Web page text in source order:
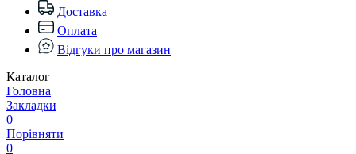
Доставка
Оплата
Відгуки про магазин
Каталог
Головна
Закладки
0
Порівняти
0